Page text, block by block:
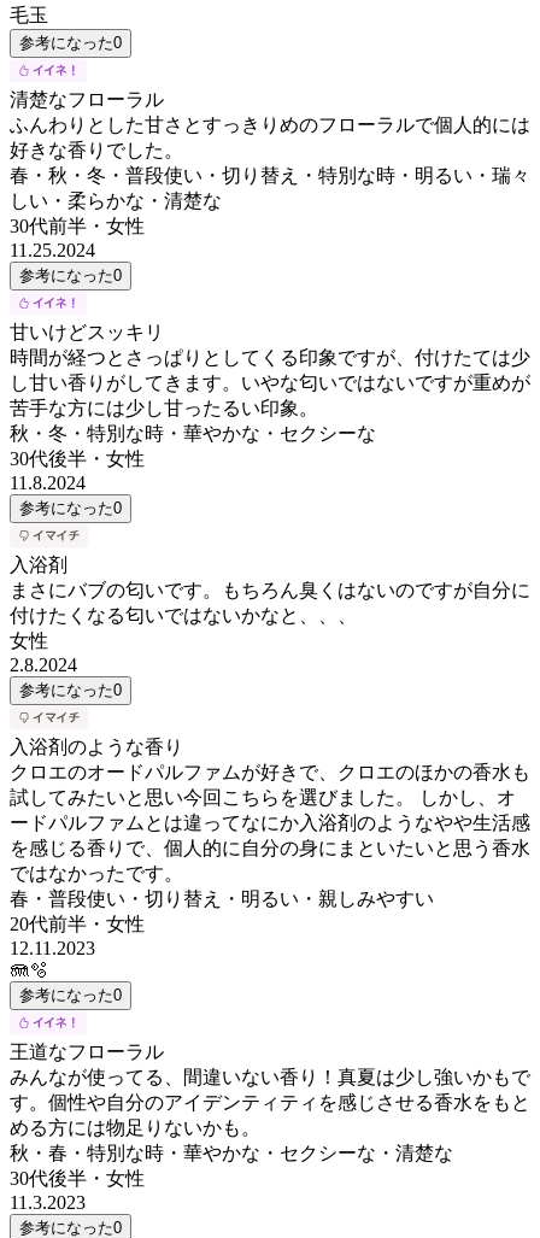
毛玉
参考になった0
清楚なフローラル
ふんわりとした甘さとすっきりめのフローラルで個人的には
好きな香りでした。
春・秋・冬・普段使い・切り替え・特別な時・明るい・瑞々
しい・柔らかな・清楚な
30代前半 ・ 女性
11.25.2024
参考になった0
甘いけどスッキリ
時間が経つとさっぱりとしてくる印象ですが、付けたては少
し甘い香りがしてきます。いやな匂いではないですが重めが
苦手な方には少し甘ったるい印象。
秋・冬・特別な時・華やかな・セクシーな
30代後半 ・ 女性
11.8.2024
参考になった0
入浴剤
まさにバブの匂いです。もちろん臭くはないのですが自分に
付けたくなる匂いではないかなと、、、
女性
2.8.2024
参考になった0
入浴剤のような香り
クロエのオードパルファムが好きで、クロエのほかの香水も
試してみたいと思い今回こちらを選びました。 しかし、オ
ードパルファムとは違ってなにか入浴剤のようなやや生活感
を感じる香りで、個人的に自分の身にまといたいと思う香水
ではなかったです。
春・普段使い・切り替え・明るい・親しみやすい
20代前半 ・ 女性
12.11.2023
🪼🫧
参考になった0
王道なフローラル
みんなが使ってる、間違いない香り！真夏は少し強いかもで
す。個性や自分のアイデンティティを感じさせる香水をもと
める方には物足りないかも。
秋・春・特別な時・華やかな・セクシーな・清楚な
30代後半 ・ 女性
11.3.2023
参考になった0